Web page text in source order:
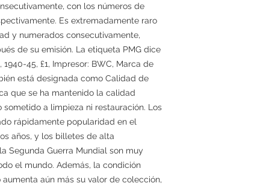
con los números de
Es extremadamente raro
y numerados consecutivamente,
de su emisión. La etiqueta PMG dice
45, £1, Impresor: BWC, Marca de
está designada como Calidad de
que se ha mantenido la calidad
a limpieza ni restauración. Los
rápidamente popularidad en el
años, y los billetes de alta
Segunda Guerra Mundial son muy
el mundo. Además, la condición
aún más su valor de colección,